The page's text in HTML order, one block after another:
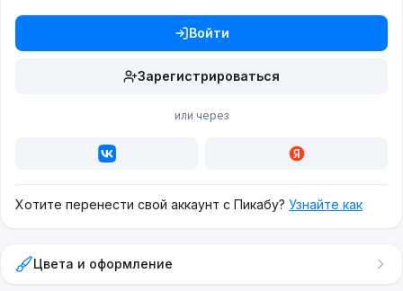
Войти
Зарегистрироваться
или через
Хотите перенести свой аккаунт с Пикабу? Узнайте как
Цвета и оформление